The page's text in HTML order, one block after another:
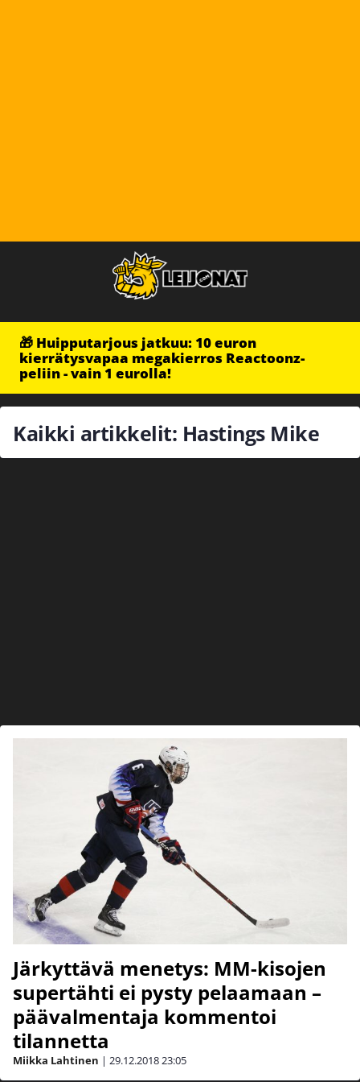
🎁 Huipputarjous jatkuu: 10 euron
kierrätysvapaa megakierros Reactoonz-
peliin - vain 1 eurolla!
Kaikki artikkelit: Hastings Mike
Järkyttävä menetys: MM-kisojen
supertähti ei pysty pelaamaan –
päävalmentaja kommentoi
tilannetta
Miikka Lahtinen | 29.12.201823:05